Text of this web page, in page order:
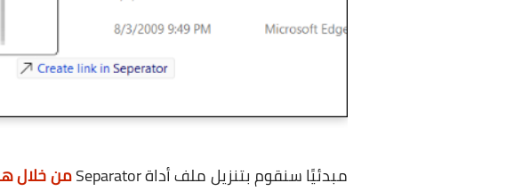
مبدئيًا سنقوم بتنزيل ملف أداة Separator من خلال